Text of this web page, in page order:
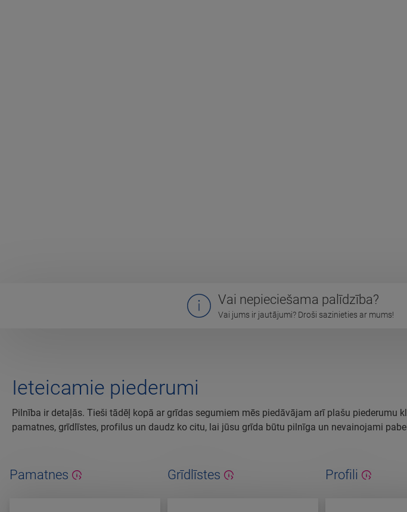
Vai nepieciešama palīdzība?
Vai jums ir jautājumi? Droši sazinieties ar mums!
Ieteicamie piederumi
Pilnība ir detaļās. Tieši tādēļ kopā ar grīdas segumiem mēs piedāvājam arī plašu piederumu
pamatnes, grīdlīstes, profilus un daudz ko citu, lai jūsu grīda būtu pilnīga un nevainojami
Pamatnes Grīdlīstes Profili